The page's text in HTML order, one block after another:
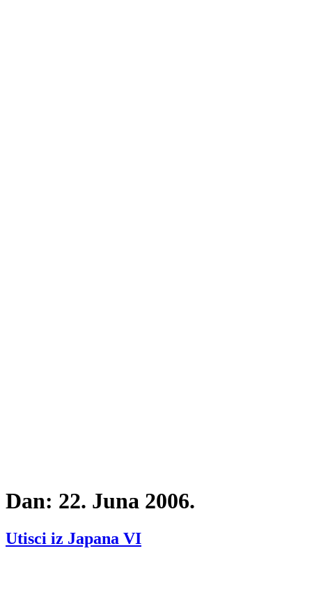
Dan: 22. Juna 2006.
Utisci iz Japana VI